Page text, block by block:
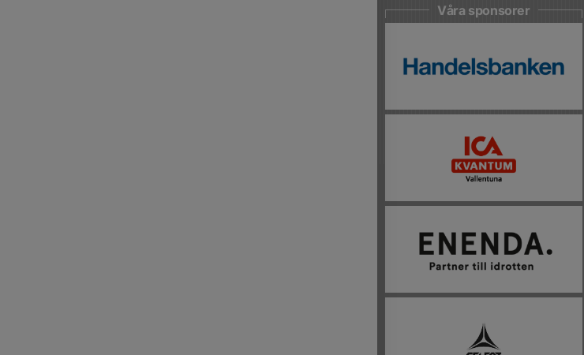
Våra sponsorer